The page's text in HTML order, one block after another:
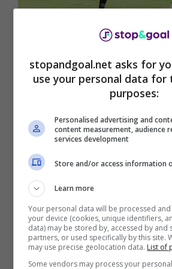
Real Madrid, Guirassy e Osimhen nel
Si tratta di Serhou Guirassy e
due dei talenti più ambiti del
stopandgoal.net asks for
use your personal data for
purposes:
Personalised advertising and
content measurement, audience
services development
Store and/or access information
Learn more
Your personal data will be processed
your device (cookies, unique identifiers,
data) may be stored by, accessed by and
partners, or used specifically by this site.
may use precise geolocation data. List of
Some vendors may process your